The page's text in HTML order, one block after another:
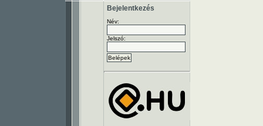
Bejelentkezés
Név:
Jelszó: